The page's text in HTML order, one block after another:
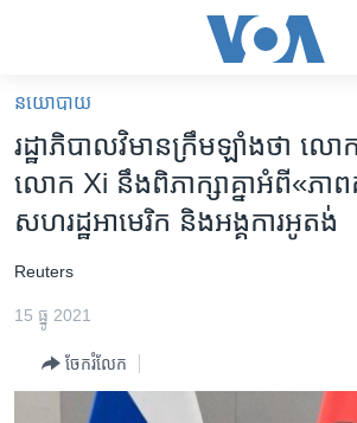
គេហទំព័រ​
ទាក់ទង
រំលង​
និង​
ចូល​
ទំព័រ​
ព័ត៌មាន​​
រំលង​
អន្តរជាតិ
កម្ពុជាច្នៃប្រតិដ្ឋ
ព្រឹត្តិការណ៍ព័ត៌មាន
នយោបាយ
រដ្ឋាភិបាល​វិមាន​ក្រឹមឡាំង​ថា ល
លោក Xi នឹង​ពិភាក្សា​គ្នា​អំពី​«ភា
សហរដ្ឋ​អាមេរិក និង​អង្គការ​អូតង់
​Reuters
15 ធ្នូ 2021
ចែករំលែក